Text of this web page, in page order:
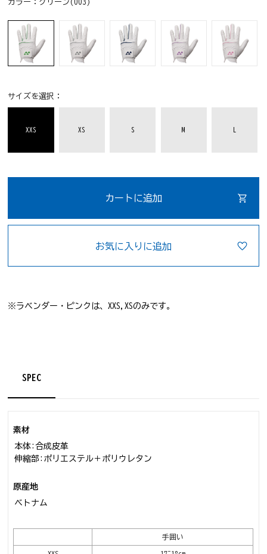
カラー： グリーン(003)
サイズを選択：
XXS XS S M
カートに追加
お気に入りに追加
※ラベンダー・ピンクは、XXS,XSのみです。
SPEC
素材
本体:合成皮革
伸縮部:ポリエステル＋ポリウレタン
原産地
ベトナム
手囲い